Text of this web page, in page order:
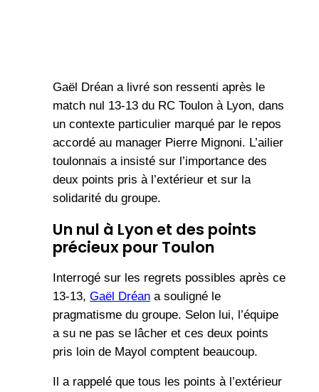
Gaël Dréan a livré son ressenti après le
match nul 13-13 du RC Toulon à Lyon, dans
un contexte particulier marqué par le repos
accordé au manager Pierre Mignoni. L’ailier
toulonnais a insisté sur l’importance des
deux points pris à l’extérieur et sur la
solidarité du groupe.
Un nul à Lyon et des points
précieux pour Toulon
Interrogé sur les regrets possibles après ce
13-13, Gaël Dréana souligné le
pragmatisme du groupe. Selon lui, l’équipe
a su ne pas se lâcher et ces deux points
pris loin de Mayol comptent beaucoup.
Il a rappelé que tous les points à l’extérieur